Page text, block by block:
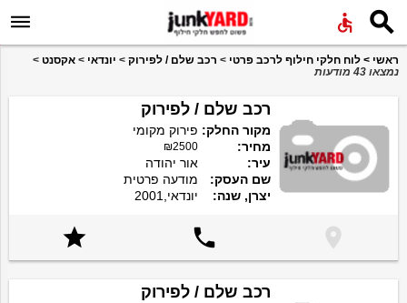
 
ראשי > לוח חלקי חילוף לרכב פרטי > רכב שלם / לפירוק > יונדאי > אקסנט >
נמצאו 43 מודעות
רכב שלם / לפירוק
מקור החלק: פירוק מקומי
מחיר:
₪2500
עיר:
אור יהודה
שם העסק:
מודעה פרטית
יצרן, שנה:
יונדאי,2001



רכב שלם / לפירוק